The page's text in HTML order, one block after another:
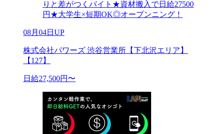
りと差がつくバイト★資材搬入で日給27500
円★大学生×短期OK◎オープンニング！
08月04日UP
株式会社パワーズ 渋谷営業所【下北沢エリア】
【127】
日給27,500円〜